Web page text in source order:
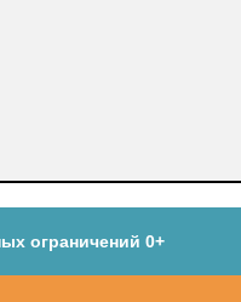
ограничений 0+